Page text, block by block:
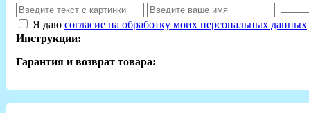
Я даю согласие на обработку моих персональных данных
Инструкции:
Гарантия и возврат товара: